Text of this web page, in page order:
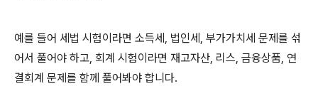
예를 들어 세법 시험이라면 소득세, 법인세, 부가가치세 문제를 섞
어서 풀어야 하고, 회계 시험이라면 재고자산, 리스, 금융상품, 연
결회계 문제를 함께 풀어봐야 합니다.